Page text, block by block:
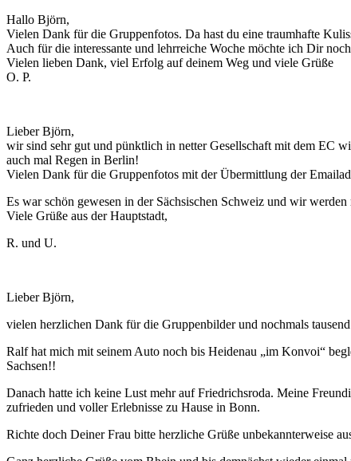
Hallo Björn,
Vielen Dank für die Gruppenfotos. Da hast du eine traumhafte
Auch für die interessante und lehrreiche Woche möchte ich Dir
Vielen lieben Dank, viel Erfolg auf deinem Weg und viele Grüße
O. P.
Lieber Björn,
wir sind sehr gut und pünktlich in netter Gesellschaft mit dem EC
auch mal Regen in Berlin!
Vielen Dank für die Gruppenfotos mit der Übermittlung der
Es war schön gewesen in der Sächsischen Schweiz und wir
Viele Grüße aus der Hauptstadt,
R. und U.
Lieber Björn,
vielen herzlichen Dank für die Gruppenbilder und nochmals
Ralf hat mich mit seinem Auto noch bis Heidenau „im Konvoi“
Sachsen!!
Danach hatte ich keine Lust mehr auf Friedrichsroda. Meine
zufrieden und voller Erlebnisse zu Hause in Bonn.
Richte doch Deiner Frau bitte herzliche Grüße unbekannterweise